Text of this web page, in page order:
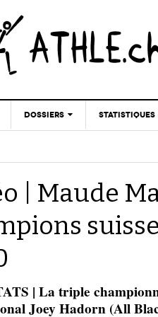
DOSSIERS
DOPAGE
STATISTIQUES
| Maude
| La triple
Joey Hadorn (All